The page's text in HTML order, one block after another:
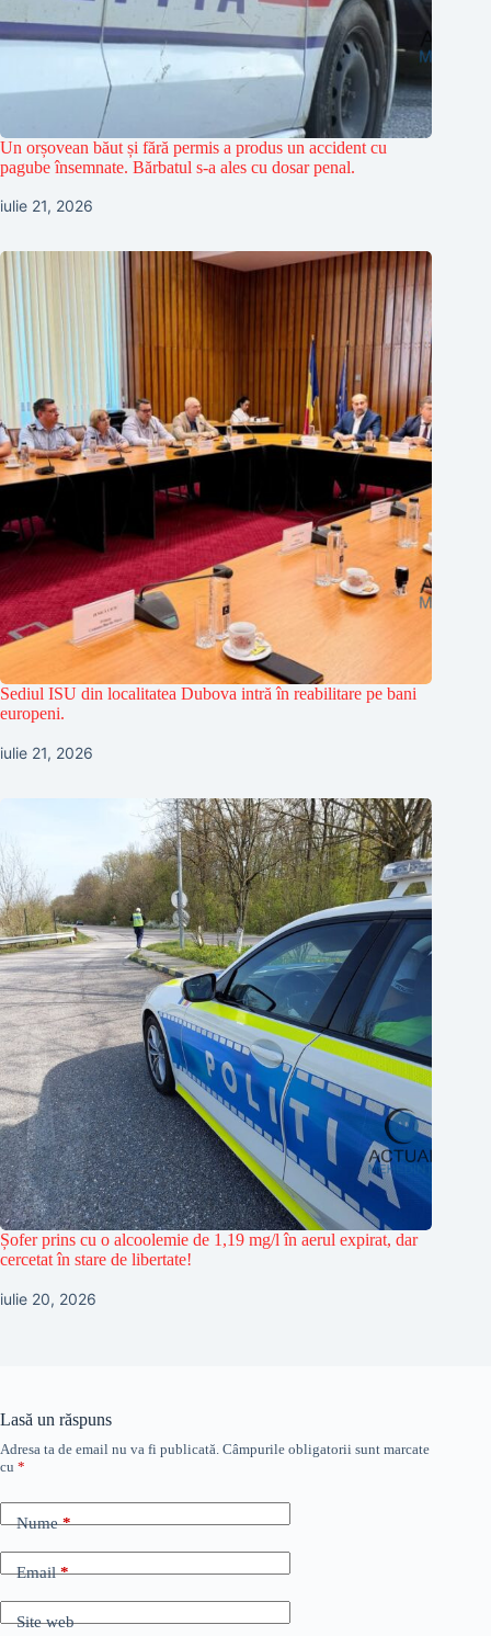
Un orșovean băut și fără permis a produs un accident cu
pagube însemnate. Bărbatul s-a ales cu dosar penal.
iulie 21, 2026
Sediul ISU din localitatea Dubova intră în reabilitare pe bani
europeni.
iulie 21, 2026
Șofer prins cu o alcoolemie de 1,19 mg/l în aerul expirat, dar
cercetat în stare de libertate!
iulie 20, 2026
Lasă un răspuns
Adresa ta de email nu va fi publicată. Câmpurile obligatorii sunt marcate
cu *
Nume*
Email*
Site web